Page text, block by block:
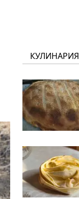
КУЛИНАРИЯ